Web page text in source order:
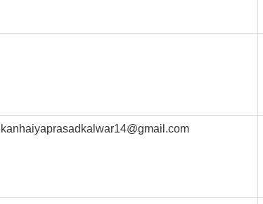
kanhaiyaprasadkalwar14@gmail.com